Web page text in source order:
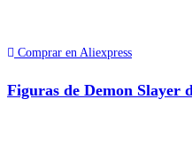
Comprar en Aliexpress
Figuras de Demon Slayer